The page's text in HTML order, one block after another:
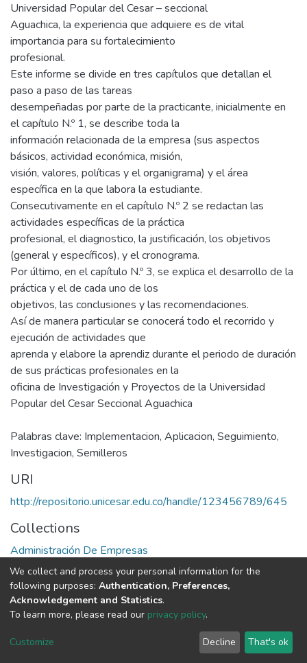
Universidad Popular del Cesar – seccional
Aguachica, la experiencia que adquiere es de vital
importancia para su fortalecimiento
profesional.
Este informe se divide en tres capítulos que detallan el
paso a paso de las tareas
desempeñadas por parte de la practicante, inicialmente en
el capítulo N.º 1, se describe toda la
información relacionada de la empresa (sus aspectos
básicos, actividad económica, misión,
visión, valores, políticas y el organigrama) y el área
específica en la que labora la estudiante.
Consecutivamente en el capítulo N.º 2 se redactan las
actividades específicas de la práctica
profesional, el diagnostico, la justificación, los objetivos
(general y específicos), y el cronograma.
Por último, en el capítulo N.º 3, se explica el desarrollo de la
práctica y el de cada uno de los
objetivos, las conclusiones y las recomendaciones.
Así de manera particular se conocerá todo el recorrido y
ejecución de actividades que
aprenda y elabore la aprendiz durante el periodo de duración
de sus prácticas profesionales en la
oficina de Investigación y Proyectos de la Universidad
Popular del Cesar Seccional Aguachica
Palabras clave: Implementacion, Aplicacion, Seguimiento,
Investigacion, Semilleros
URI
http://repositorio.unicesar.edu.co/handle/123456789/645
Collections
Administración De Empresas
Full item page
DSpace software copyright © 2002-2026
Cookie
End User
Agreement
Send
Feedback
We collect and process your personal information for the
following purposes: Authentication, Preferences,
Acknowledgement and Statistics.
To learn more, please read our privacy policy.
Customize Decline That's ok